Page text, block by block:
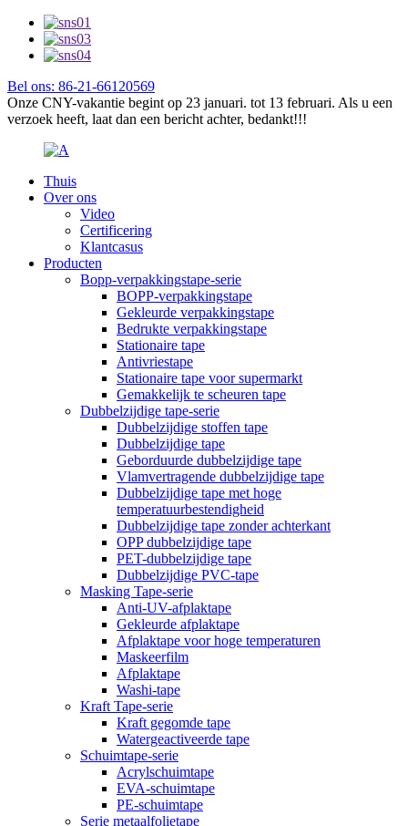
Bel ons: 86-21-66120569
Onze CNY-vakantie begint op 23 januari. tot 13 februari. Als u een
verzoek heeft, laat dan een bericht achter, bedankt!!!
Thuis
Over ons
Video
Certificering
Klantcasus
Producten
Bopp-verpakkingstape-serie
BOPP-verpakkingstape
Gekleurde verpakkingstape
Bedrukte verpakkingstape
Stationaire tape
Antivriestape
Stationaire tape voor supermarkt
Gemakkelijk te scheuren tape
Dubbelzijdige tape-serie
Dubbelzijdige stoffen tape
Dubbelzijdige tape
Geborduurde dubbelzijdige tape
Vlamvertragende dubbelzijdige tape
Dubbelzijdige tape met hoge
temperatuurbestendigheid
Dubbelzijdige tape zonder achterkant
OPP dubbelzijdige tape
PET-dubbelzijdige tape
Dubbelzijdige PVC-tape
Masking Tape-serie
Anti-UV-afplaktape
Gekleurde afplaktape
Afplaktape voor hoge temperaturen
Maskeerfilm
Afplaktape
Washi-tape
Kraft Tape-serie
Kraft gegomde tape
Watergeactiveerde tape
Schuimtape-serie
Acrylschuimtape
EVA-schuimtape
PE-schuimtape
Serie metaalfolietape